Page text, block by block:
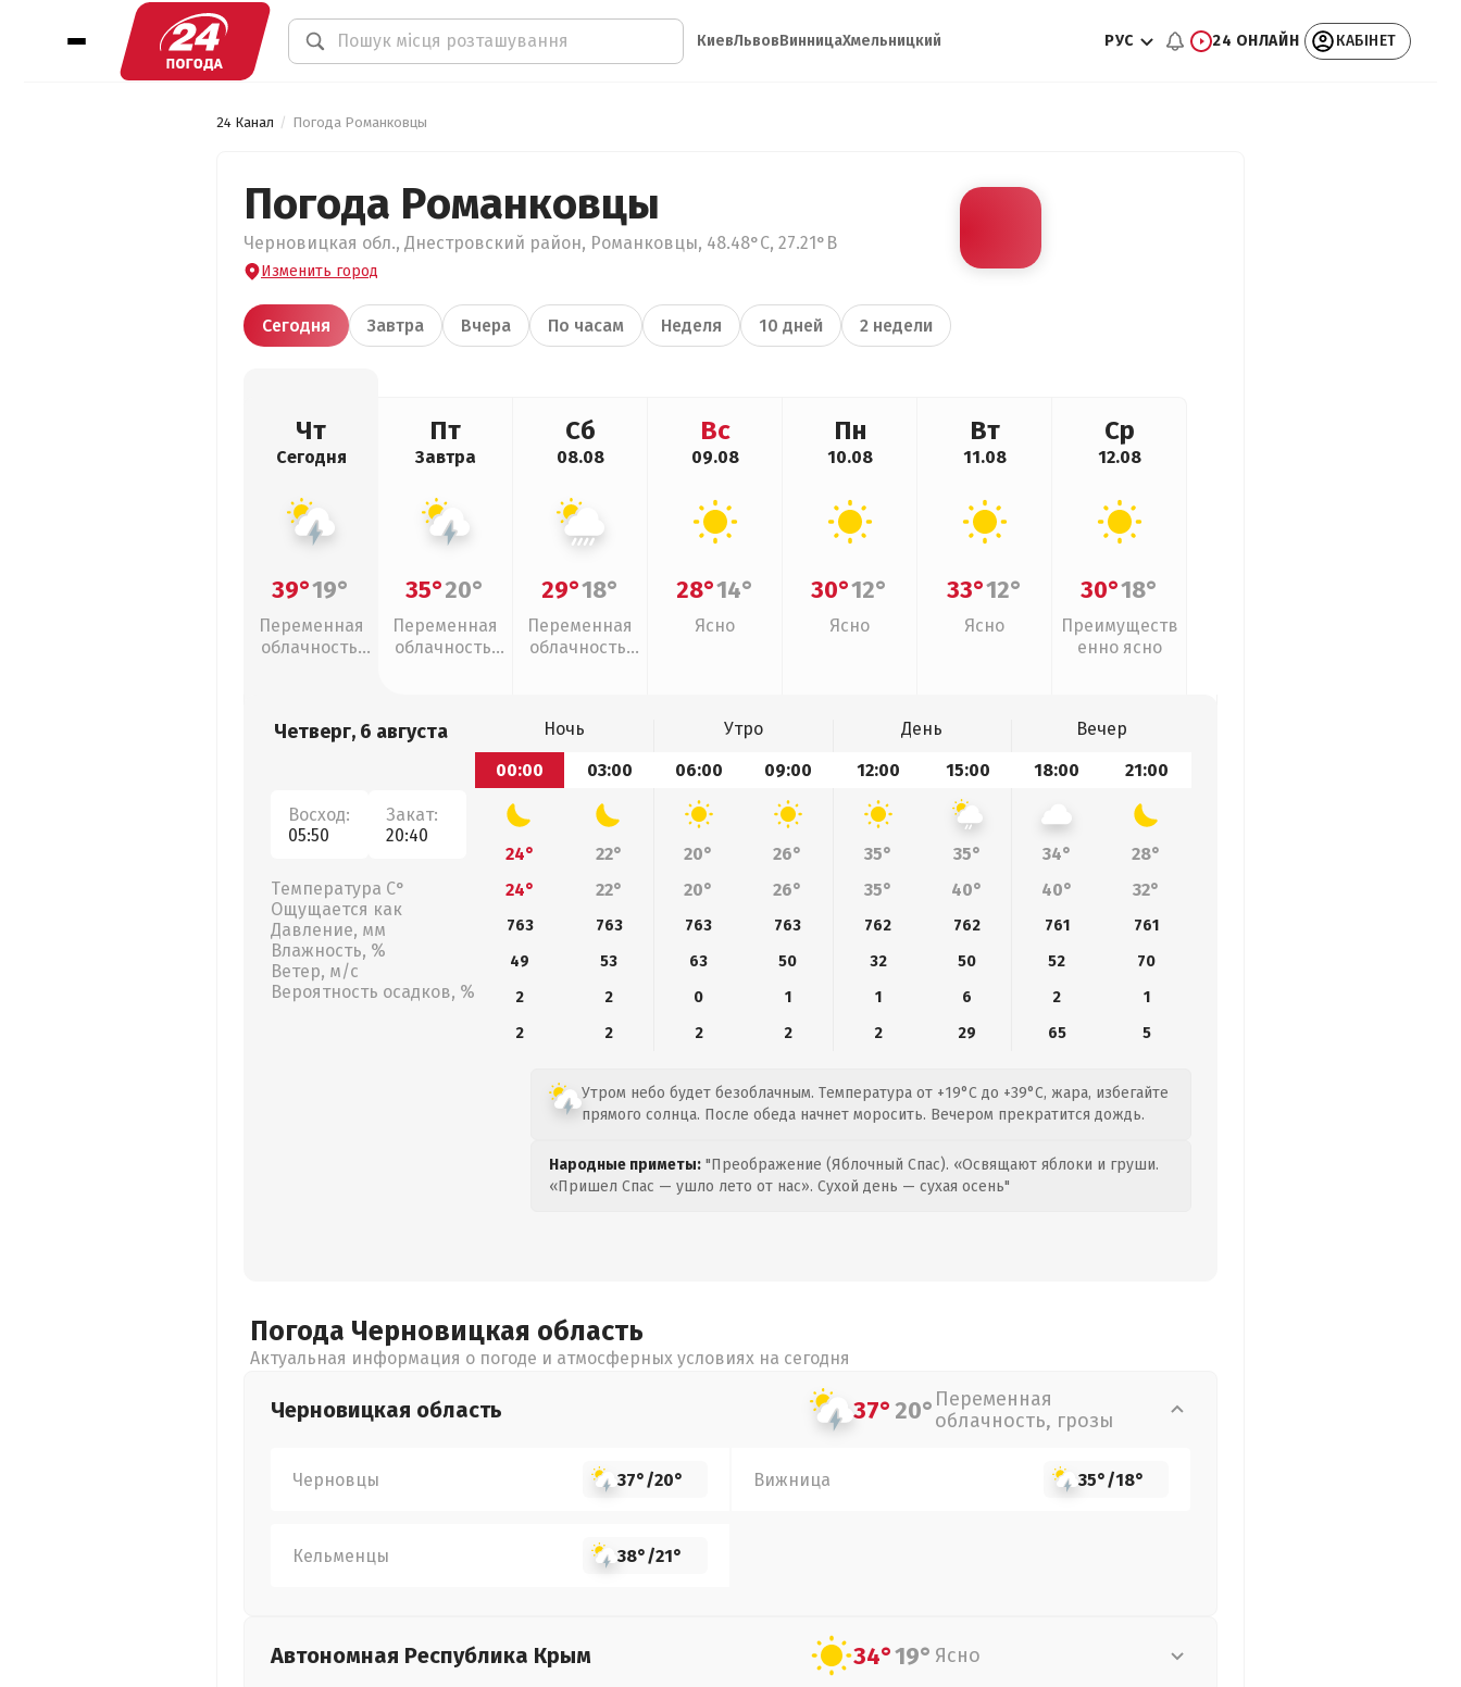
КиевЛьвовВинницаХмельницкий РУС 24 ОНЛАЙН КАБІНЕТ
24 Канал Погода Романковцы
Погода Романковцы
Черновицкая обл., Днестровский район, Романковцы, 48.48°С, 27.21°В
Изменить город
Сегодня Завтра Вчера По часам Неделя 10 дней 2 недели
Чт
Сегодня
39°19°
Переменная
облачность,
Пт
Завтра
35°20°
Переменная
облачность,
Сб
08.08
29°18°
Переменная
облачность,
Вс
09.08
28°14°
Ясно
Пн
10.08
30°12°
Ясно
Вт
11.08
33°12°
Ясно
Ср
12.08
30°18°
Преимуществ
енно ясно
Четверг, 6 августа
Восход:
05:50
Закат:
20:40
Температура С°
Ощущается как
Давление, мм
Влажность, %
Ветер, м/с
Вероятность осадков, %
Ночь Утро День
Вечер
00:00
03:00 06:00 09:00 12:00 15:00 18:00 21:00
24° 22° 20° 26° 35° 35° 34°
28°
24°
22° 20° 26° 35° 40° 40° 32°
763 763 763 763 762 762 761
761
49
53 63 50 32 50 52
70
2
2 0 1 1 6 2
1
2
2 2 2 2 29 65 5
Утром небо будет безоблачным. Температура от +19°C до +39°C, жара, избегайте
прямого солнца. После обеда начнет моросить. Вечером прекратится дождь.
Народные приметы: "Преображение (Яблочный Спас). «Освящают яблоки и груши.
«Пришел Спас — ушло лето от нас». Сухой день — сухая осень"
Погода Черновицкая область
Актуальная информация о погоде и атмосферных условиях на сегодня
Черновицкая область 37°20° Переменная
облачность, грозы
Черновцы 37°/20° Вижница 35°/18°
Кельменцы 38°/21°
Автономная Республика Крым 34°19° Ясно